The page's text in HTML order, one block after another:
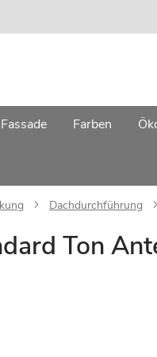
Fassade Farben
Dachdurchführung
Ton